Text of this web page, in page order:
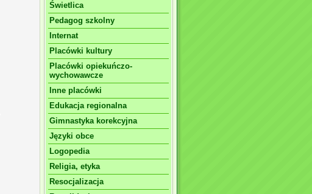
Świetlica
Pedagog szkolny
Internat
Placówki kultury
Placówki opiekuńczo-
wychowawcze
Inne placówki
Edukacja regionalna
Gimnastyka korekcyjna
Języki obce
Logopedia
Religia, etyka
Resocjalizacja